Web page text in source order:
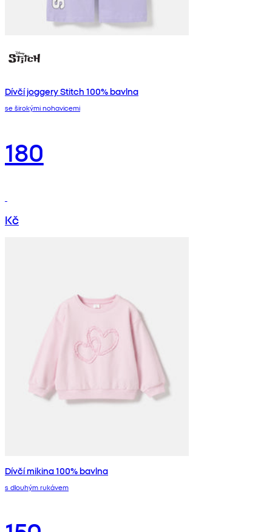
Dívčí joggery Stitch 100% bavlna
se širokými nohavicemi
180
Kč
Dívčí mikina 100% bavlna
s dlouhým rukávem